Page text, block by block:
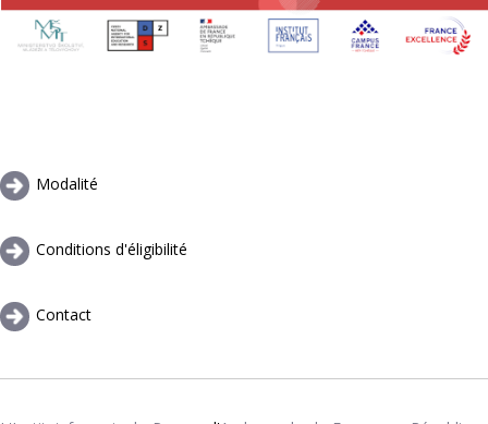
Modalité
Conditions d'éligibilité
Contact